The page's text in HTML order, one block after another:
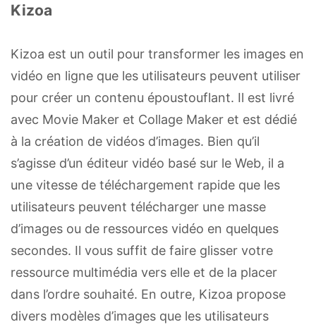
Kizoa
Kizoa est un outil pour transformer les images en
vidéo en ligne que les utilisateurs peuvent utiliser
pour créer un contenu époustouflant. Il est livré
avec Movie Maker et Collage Maker et est dédié
à la création de vidéos d’images. Bien qu’il
s’agisse d’un éditeur vidéo basé sur le Web, il a
une vitesse de téléchargement rapide que les
utilisateurs peuvent télécharger une masse
d’images ou de ressources vidéo en quelques
secondes. Il vous suffit de faire glisser votre
ressource multimédia vers elle et de la placer
dans l’ordre souhaité. En outre, Kizoa propose
divers modèles d’images que les utilisateurs